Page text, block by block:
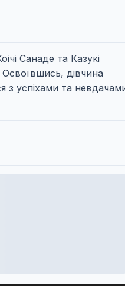
Санаде та Казукі
дівчина
з успіхами та